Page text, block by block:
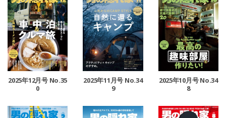
2025年12月号 No.35
0
2025年11月号 No.34
9
2025年10月号 No.34
8